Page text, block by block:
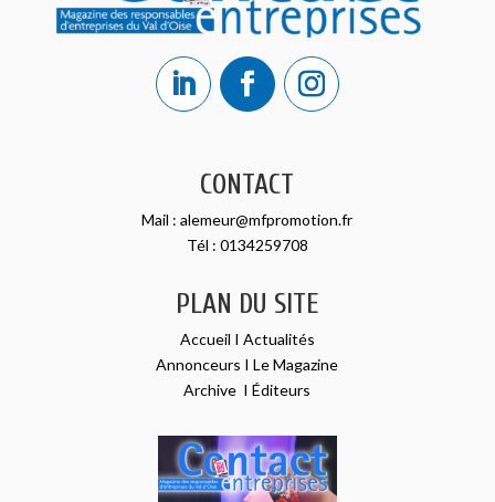
CONTACT
Mail :alemeur@mfpromotion.fr
Tél : 0134259708
PLAN DU SITE
Accueil I Actualités
Annonceurs ILe Magazine
Archive IÉditeurs